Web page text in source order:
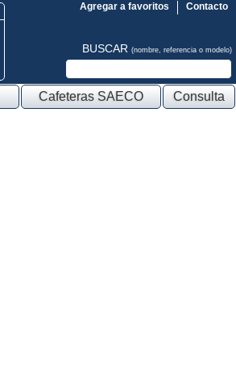
Contacto
Agregar a favoritos
BUSCAR (nombre, referencia o modelo)
Cafeteras SAECO Consulta